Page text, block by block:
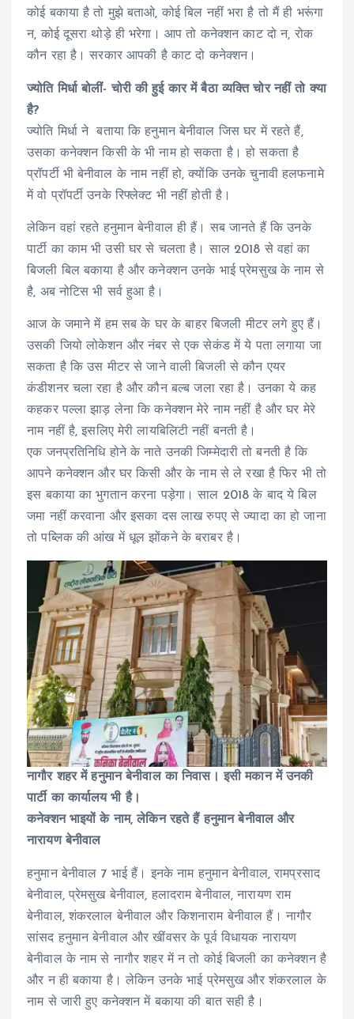
कोई बकाया है तो मुझे बताओ, कोई बिल नहीं भरा है तो मैं ही भरूंगा
न, कोई दूसरा थोड़े ही भरेगा। आप तो कनेक्शन काट दो न, रोक
कौन रहा है। सरकार आपकी है काट दो कनेक्शन।
ज्योति मिर्धा बोलीं- चोरी की हुई कार में बैठा व्यक्ति चोर नहीं तो क्या
है?
ज्योति मिर्धा ने बताया कि हनुमान बेनीवाल जिस घर में रहते हैं,
उसका कनेक्शन किसी के भी नाम हो सकता है। हो सकता है
प्रॉपर्टी भी बेनीवाल के नाम नहीं हो, क्योंकि उनके चुनावी हलफनामे
में वो प्रॉपर्टी उनके रिफ्लेक्ट भी नहीं होती है।
लेकिन वहां रहते हनुमान बेनीवाल ही हैं। सब जानते हैं कि उनके
पार्टी का काम भी उसी घर से चलता है। साल 2018 से वहां का
बिजली बिल बकाया है और कनेक्शन उनके भाई प्रेमसुख के नाम से
है, अब नोटिस भी सर्व हुआ है।
आज के जमाने में हम सब के घर के बाहर बिजली मीटर लगे हुए हैं।
उसकी जियो लोकेशन और नंबर से एक सेकंड में ये पता लगाया जा
सकता है कि उस मीटर से जाने वाली बिजली से कौन एयर
कंडीशनर चला रहा है और कौन बल्ब जला रहा है। उनका ये कह
कहकर पल्ला झाड़ लेना कि कनेक्शन मेरे नाम नहीं है और घर मेरे
नाम नहीं है, इसलिए मेरी लायबिलिटी नहीं बनती है।
एक जनप्रतिनिधि होने के नाते उनकी जिम्मेदारी तो बनती है कि
आपने कनेक्शन और घर किसी और के नाम से ले रखा है फिर भी तो
इस बकाया का भुगतान करना पड़ेगा। साल 2018 के बाद ये बिल
जमा नहीं करवाना और इसका दस लाख रुपए से ज्यादा का हो जाना
तो पब्लिक की आंख में धूल झोंकने के बराबर है।
नागौर शहर में हनुमान बेनीवाल का निवास। इसी मकान में उनकी
पार्टी का कार्यालय भी है।
कनेक्शन भाइयों के नाम, लेकिन रहते हैं हनुमान बेनीवाल और
नारायण बेनीवाल
हनुमान बेनीवाल 7 भाई हैं। इनके नाम हनुमान बेनीवाल, रामप्रसाद
बेनीवाल, प्रेमसुख बेनीवाल, हलादराम बेनीवाल, नारायण राम
बेनीवाल, शंकरलाल बेनीवाल और किशनाराम बेनीवाल हैं। नागौर
सांसद हनुमान बेनीवाल और खींवसर के पूर्व विधायक नारायण
बेनीवाल के नाम से नागौर शहर में न तो कोई बिजली का कनेक्शन है
और न ही बकाया है। लेकिन उनके भाई प्रेमसुख और शंकरलाल के
नाम से जारी हुए कनेक्शन में बकाया की बात सही है।